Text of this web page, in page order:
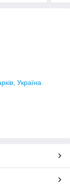
Україна